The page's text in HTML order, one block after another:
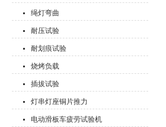
绳灯弯曲
耐压试验
耐划痕试验
烧烤负载
插拔试验
灯串灯座铜片推力
电动滑板车疲劳试验机